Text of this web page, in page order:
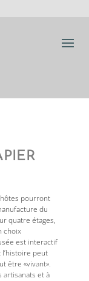
pourront
du
quatre étages,
choix
est interactif
peut
être «vivant».
artisanats et à